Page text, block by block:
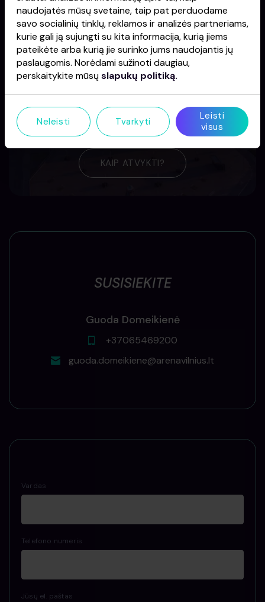
SUŽINOTI DAUGIAU
KAIP ATVYKTI?
KAIP ATVYKTI?
SUSISIEKITE
Guoda Domeikienė
+37065469200
guoda.domeikiene@arenavilnius.lt
Vardas
Telefono numeris
Jūsų el. paštas
naudojatės mūsų svetaine, taip pat perduodame
savo socialinių tinklų, reklamos ir analizės partneriams,
kurie gali ją sujungti su kita informacija, kurią jiems
pateikėte arba kurią jie surinko jums naudojantis jų
paslaugomis. Norėdami sužinoti daugiau,
perskaitykite mūsų slapukų politiką.
Neleisti Tvarkyti
Leisti
visus